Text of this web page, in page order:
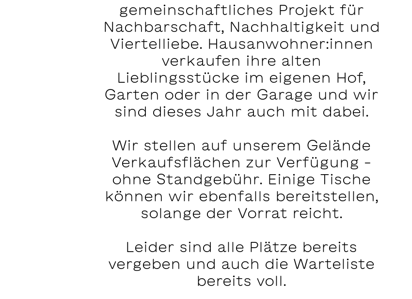
gemeinschaftliches Projekt für
Nachbarschaft, Nachhaltigkeit und
Viertelliebe. Hausanwohner:innen
verkaufen ihre alten
Lieblingsstücke im eigenen Hof,
Garten oder in der Garage und wir
sind dieses Jahr auch mit dabei.
Wir stellen auf unserem Gelände
Verkaufsflächen zur Verfügung –
ohne Standgebühr. Einige Tische
können wir ebenfalls bereitstellen,
solange der Vorrat reicht.
Leider sind alle Plätze bereits
vergeben und auch die Warteliste
bereits voll.